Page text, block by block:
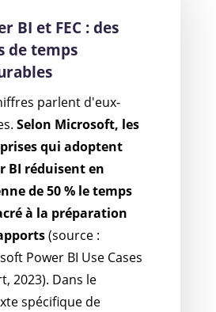
BI et FEC : des
de temps
parlent d'eux-
Selon Microsoft, les
qui adoptent
BI réduisent en
de 50 % le temps
à la préparation
(source :
Power BI Use Cases
2023). Dans le
spécifique de